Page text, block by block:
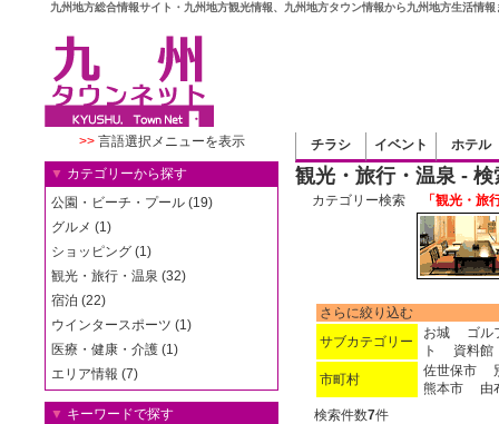
九州地方総合情報サイト・九州地方観光情報、九州地方タウン情報から九州地方生活情報
>>言語選択メニューを表示
▼ カテゴリーから探す
公園・ビーチ・プール (19)
グルメ (1)
ショッピング (1)
観光・旅行・温泉 (32)
宿泊 (22)
ウインタースポーツ (1)
医療・健康・介護 (1)
エリア情報 (7)
▼ キーワードで探す
チラシ イベント ホテル
観光・旅行・温泉 - 検
カテゴリー検索 「観光・旅
さらに絞り込む
サブカテゴリー
お城
ゴル
ト
資料館
市町村
佐世保市
熊本市
由
検索件数7件